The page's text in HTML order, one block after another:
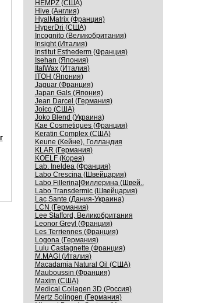
HEMPZ (США)
Hive (Англия)
HyalMatrix (Франция)
HyperDri (США)
Incognito (Великобритания)
Insight (Италия)
Institut Esthederm (Франция)
Isehan (Япония)
ItalWax (Италия)
ITOH (Япония)
Jaguar (Франция)
Japan Gals (Япония)
Jean Darcel (Германия)
Joico (США)
Joko Blend (Украина)
Kaе Cosmеtiques (Франция)
Keratin Complex (США)
Keune (Кейне), Голландия
KLAR (Германия)
KOELF (Корея)
Lab. Ineldea (Франция)
Labo Crescina (Швейцария)
Labo Fillerina|Филлерина (Швей..
Labo Transdermic (Швейцария)
Lac Sante (Дания-Украина)
LCN (Германия)
Lee Stafford, Великобритания
Leonor Greyl (Франция)
Les Terriennes (Франция)
Logona (Германия)
Lulu Castagnette (Франция)
M.MAGI (Италия)
Macadamia Natural Oil (США)
Mauboussin (Франция)
Maxim (США)
Medical Collagen 3D (Россия)
Mertz Solingen (Германия)